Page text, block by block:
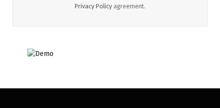
Privacy Policy agreement.